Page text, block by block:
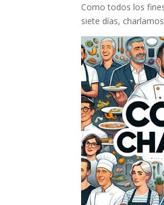
Como todos los
siete días,